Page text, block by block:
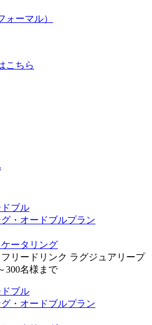
ォーマル）
こちら
ブル
・オードブルプラン
ータリング
リードリンク ラグジュアリープ
300名様まで
ブル
・オードブルプラン